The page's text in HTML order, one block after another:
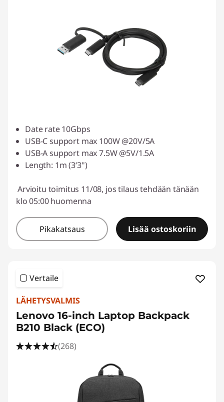
Date rate 10Gbps
USB-C support max 100W @20V/5A
USB-A support max 7.5W @5V/1.5A
Length: 1m (3‘3'')
Arvioitu toimitus 11/08, jos tilaus tehdään tänään
klo 05:00 huomenna
Pikakatsaus Lisää ostoskoriin
Vertaile
LÄHETYSVALMIS
Lenovo 16-inch Laptop Backpack
B210 Black (ECO)
(268)